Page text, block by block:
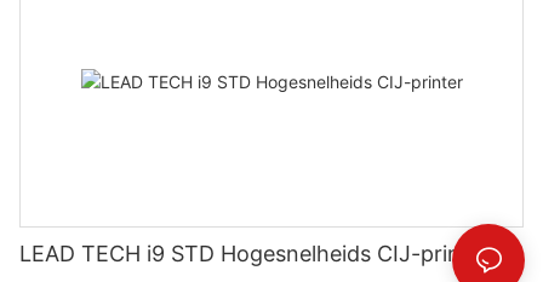
LEAD TECH i9 STD Hogesnelheids CIJ-printer